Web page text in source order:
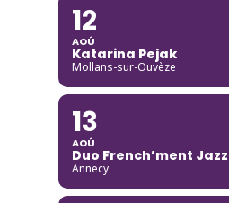
12
AOÛ
Katarina Pejak
Mollans-sur-Ouvèze
13
AOÛ
Duo French’ment Jazz
Annecy